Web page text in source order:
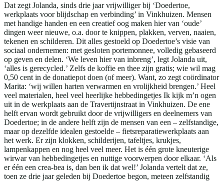
Dat zegt Jolanda, sinds drie jaar vrijwilliger bij ‘Doedertoe,
werkplaats voor blijdschap en verbinding’ in Vinkhuizen. Mensen
met handige handen en een creatief oog maken hier van ‘oude’
dingen weer nieuwe, o.a. door te knippen, plakken, verven, naaien,
tekenen en schilderen. Dit alles gestoeld op Doedertoe’s visie van
sociaal ondernemen: met gesloten portemonnee, volledig gebaseerd
op geven en delen. ‘We leven hier van inbreng’, legt Jolanda uit,
‘alles is gerecycled.’ Zelfs de koffie en thee zijn gratis; wie wil mag
0,50 cent in de donatiepot doen (of meer). Want, zo zegt coördinator
Marita: ‘wij willen harten verwarmen en vrolijkheid brengen.’ Heel
veel materialen, heel veel heerlijke hebbedingetjes Ik kijk m’n ogen
uit in de werkplaats aan de Travertijnstraat in Vinkhuizen. De ene
helft ervan wordt gebruikt door de vrijwilligers en deelnemers van
Doedertoe; in de andere helft zijn de mensen van een – zelfstandige,
maar op dezelfde idealen gestoelde – fietsreparatiewerkplaats aan
het werk. Er zijn klokken, schilderijen, tafeltjes, krukjes,
lampenkappen en nog heel veel meer. Het is één grote kneuterige
wirwar van hebbedingetjes en nuttige voorwerpen door elkaar. ‘Als
er één een crea-bea is, dan ben ik dat wel!’ Jolanda vertelt dat ze,
toen ze drie jaar geleden bij Doedertoe begon, meteen zelfstandig